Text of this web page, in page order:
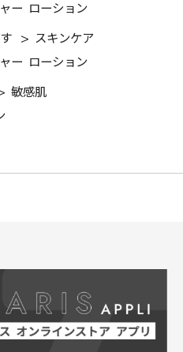
ー ローション
> スキンケア
ー ローション
敏感肌